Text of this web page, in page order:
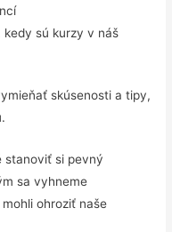
kedy sú kurzy v náš
skúsenosti a tipy,
stanoviť si pevný
sa vyhneme
ohroziť naše